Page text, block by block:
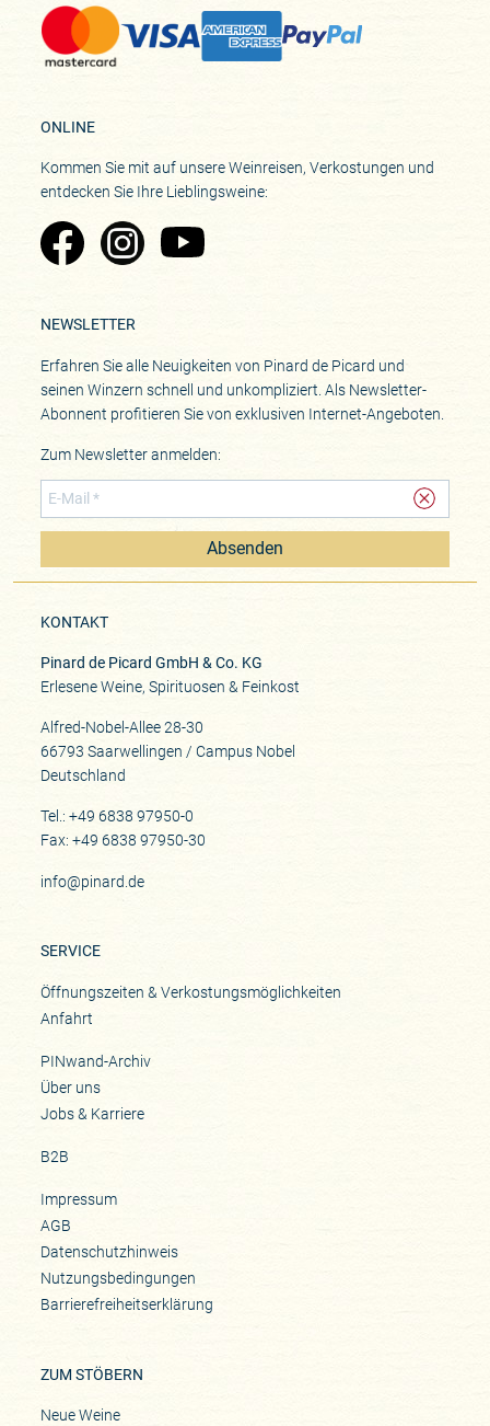
ONLINE
Kommen Sie mit auf unsere Weinreisen, Verkostungen und
entdecken Sie Ihre Lieblingsweine:
Zu Pinard's Facebook-Seite
Zu Pinard's Instagram-Seite
Zu Pinard's YouTube-Seite
NEWSLETTER
Erfahren Sie alle Neuigkeiten von Pinard de Picard und
seinen Winzern schnell und unkompliziert. Als Newsletter-
Abonnent profitieren Sie von exklusiven Internet-Angeboten.
Zum Newsletter anmelden:
Absenden
KONTAKT
Pinard de Picard GmbH & Co. KG
Erlesene Weine, Spirituosen & Feinkost
Alfred-Nobel-Allee 28-30
66793 Saarwellingen / Campus Nobel
Deutschland
Tel.: +49 6838 97950-0
Fax: +49 6838 97950-30
info@pinard.de
SERVICE
Öffnungszeiten & Verkostungsmöglichkeiten
Anfahrt
PINwand-Archiv
Über uns
Jobs & Karriere
B2B
Impressum
AGB
Datenschutzhinweis
Nutzungsbedingungen
Barrierefreiheitserklärung
ZUM STÖBERN
Neue Weine